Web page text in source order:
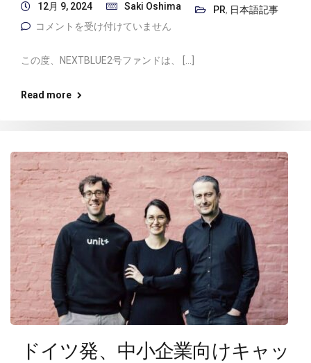
12月 9, 2024 Saki Oshima PR, 日本語記事
コメントを受け付けていません
この度、NEXTBLUE2号ファンドは、 […]
Read more
ドイツ発、中小企業向けキャッ